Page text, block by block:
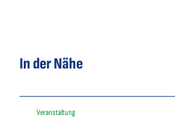
In der Nähe
Veranstaltung